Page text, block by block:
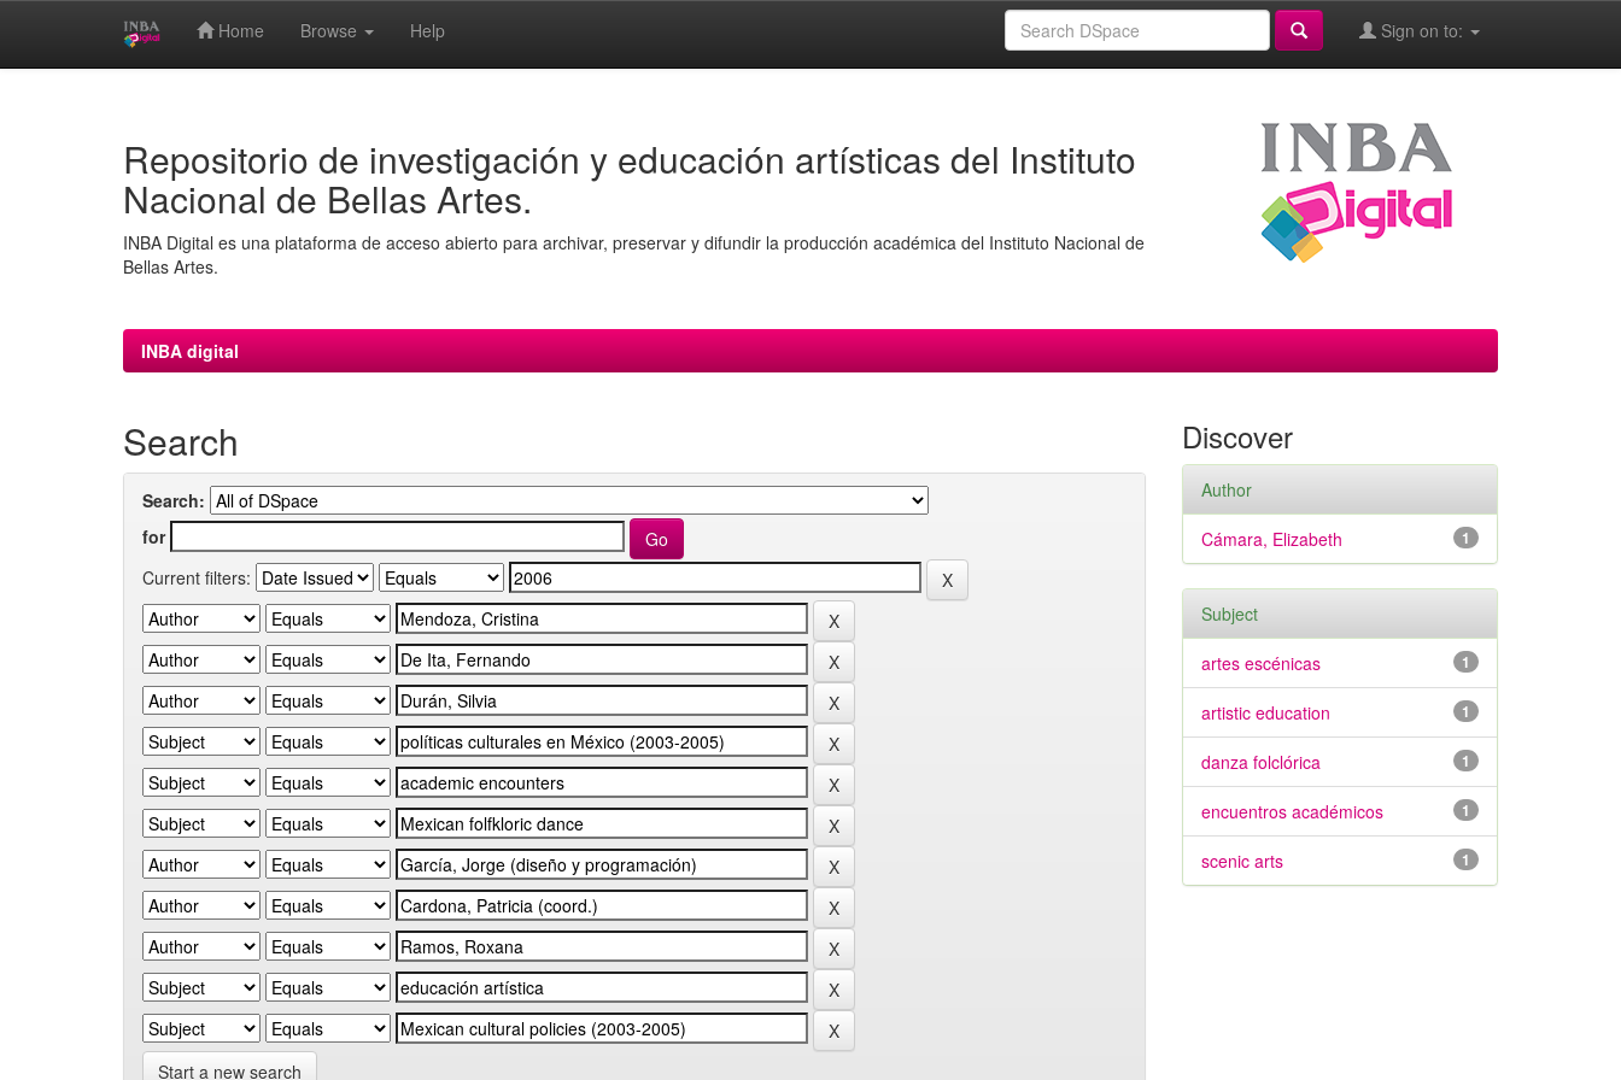
Home Browse Help Sign on to:
Repositorio de investigación y educación artísticas del Instituto
Nacional de Bellas Artes.
INBA Digital es una plataforma de acceso abierto para archivar, preservar y difundir la producción académica del Instituto Nacional de
Bellas Artes.
INBA digital
Search
Search:
for
Current filters:
Start a new search
Discover
Author
1
Cámara, Elizabeth
Subject
1
artes escénicas
1
artistic education
1
danza folclórica
1
encuentros académicos
1
scenic arts